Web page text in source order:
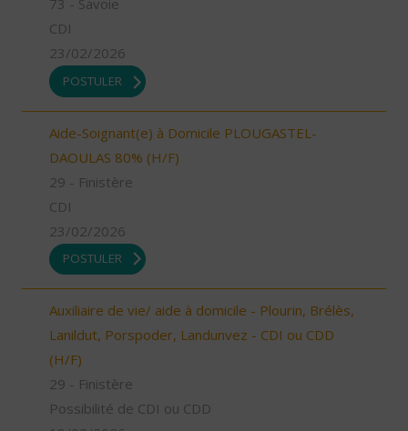
73 - Savoie
CDI
23/02/2026
POSTULER
Aide-Soignant(e) à Domicile PLOUGASTEL-
DAOULAS 80% (H/F)
29 - Finistère
CDI
23/02/2026
POSTULER
Auxiliaire de vie/ aide à domicile - Plourin, Brélès,
Lanildut, Porspoder, Landunvez - CDI ou CDD
(H/F)
29 - Finistère
Possibilité de CDI ou CDD